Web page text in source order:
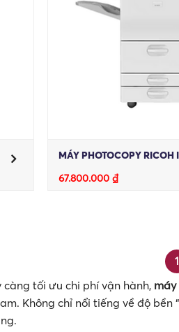
MÁY PHOTOCOPY
67.800.000₫
1
tối ưu chi phí vận hành, máy
Không chỉ nổi tiếng về độ